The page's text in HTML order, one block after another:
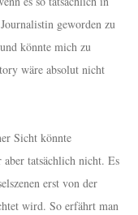
geworden zu
könnte mich zu
wäre absolut nicht
Sicht könnte
tatsächlich nicht. Es
erst von der
wird. So erfährt man